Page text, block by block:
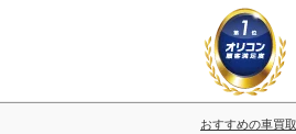
おすすめの車買